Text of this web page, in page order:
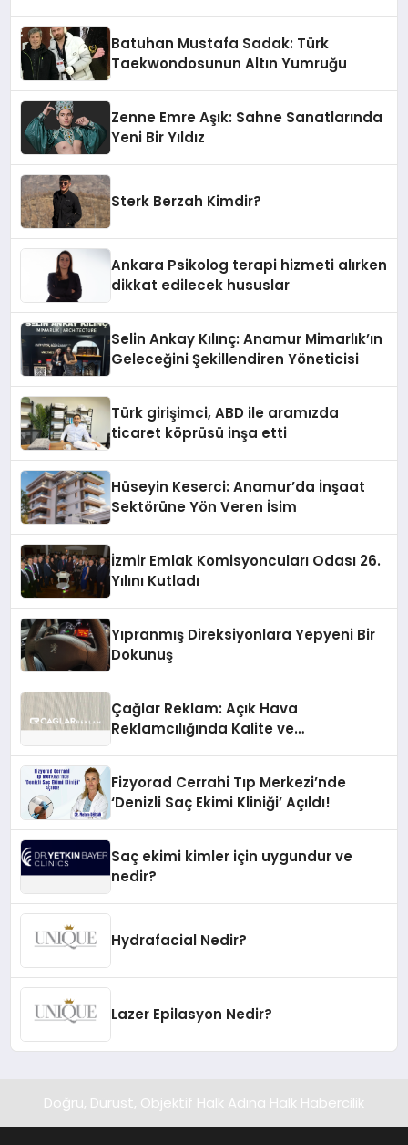
Batuhan Mustafa Sadak: Türk
Taekwondosunun Altın Yumruğu
Zenne Emre Aşık: Sahne Sanatlarında
Yeni Bir Yıldız
Sterk Berzah Kimdir?
Ankara Psikolog terapi hizmeti alırken
dikkat edilecek hususlar
Selin Ankay Kılınç: Anamur Mimarlık’ın
Geleceğini Şekillendiren Yöneticisi
Türk girişimci, ABD ile aramızda
ticaret köprüsü inşa etti
Hüseyin Keserci: Anamur’da İnşaat
Sektörüne Yön Veren İsim
İzmir Emlak Komisyoncuları Odası 26.
Yılını Kutladı
Yıpranmış Direksiyonlara Yepyeni Bir
Dokunuş
Çağlar Reklam: Açık Hava
Reklamcılığında Kalite ve
Fizyorad Cerrahi Tıp Merkezi’nde
‘Denizli Saç Ekimi Kliniği’ Açıldı!
Saç ekimi kimler için uygundur ve
nedir?
Hydrafacial Nedir?
Lazer Epilasyon Nedir?
Doğru, Dürüst, Objektif Halk Adına Halk Habercilik